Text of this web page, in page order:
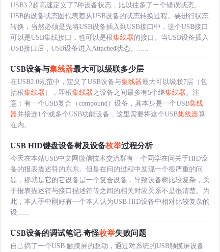
USB3.2超高速定义了7种设备状态，比以往多了一个错误状态。
USB的设备状态图代表着从USB设备的状态转换过程。要进行状态
转换，当然必须是先将USB设备插入到USB接口中，这个USB接口
可以是USB集线接口，也可以是根集线器的接口。当USB设备插入
USB接口后，USB设备进入Attached状态。......
USB设备与集线器最大可以级联多少层
在USB2.0规范中，定义了USB设备与集线器最大可以级联7层（包
括根集线器 ），即根集线器之设备之间最多有5个继集线器 。注
意：有一个USB复合（compound）设备，其本身是一个USB集线
器并接连1个或多个USB功能设备，这里需要将这个USB集线器算
在内。......
USB HID键盘设备树及设备枚举过程分析
今天在本站USB中文网微信技术交流群有一个同学在问关于HID设
备的报表描述符的东东。但是在问的过程中发现一个很严重的问
题，那就是它的它设备是一个复合设备，导致设备树比较复杂，关
于报表描述符与接口描述符等之间的相关对应关系不是很清楚。为
此，本人手中刚好有一个本人认为USB HID设备中相对比较复杂的
设......
USB设备的调试笔记-奇怪枚举失败问题
自己搞了一个USB 触摸屏的驱动，通过对系统的USB触摸屏设备